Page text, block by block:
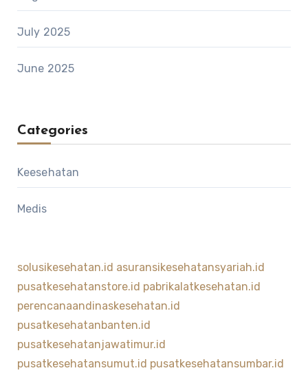
July 2025
June 2025
Categories
Keesehatan
Medis
solusikesehatan.id asuransikesehatansyariah.id
pusatkesehatanstore.id pabrikalatkesehatan.id
perencanaandinaskesehatan.id
pusatkesehatanbanten.id
pusatkesehatanjawatimur.id
pusatkesehatansumut.id pusatkesehatansumbar.id